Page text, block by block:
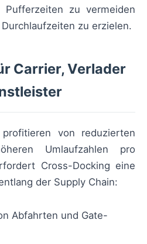
zu vermeiden
zu erzielen.
Carrier, Verlader
von reduzierten
Umlaufzahlen pro
Cross-Docking eine
der Supply Chain:
Abfahrten und Gate-